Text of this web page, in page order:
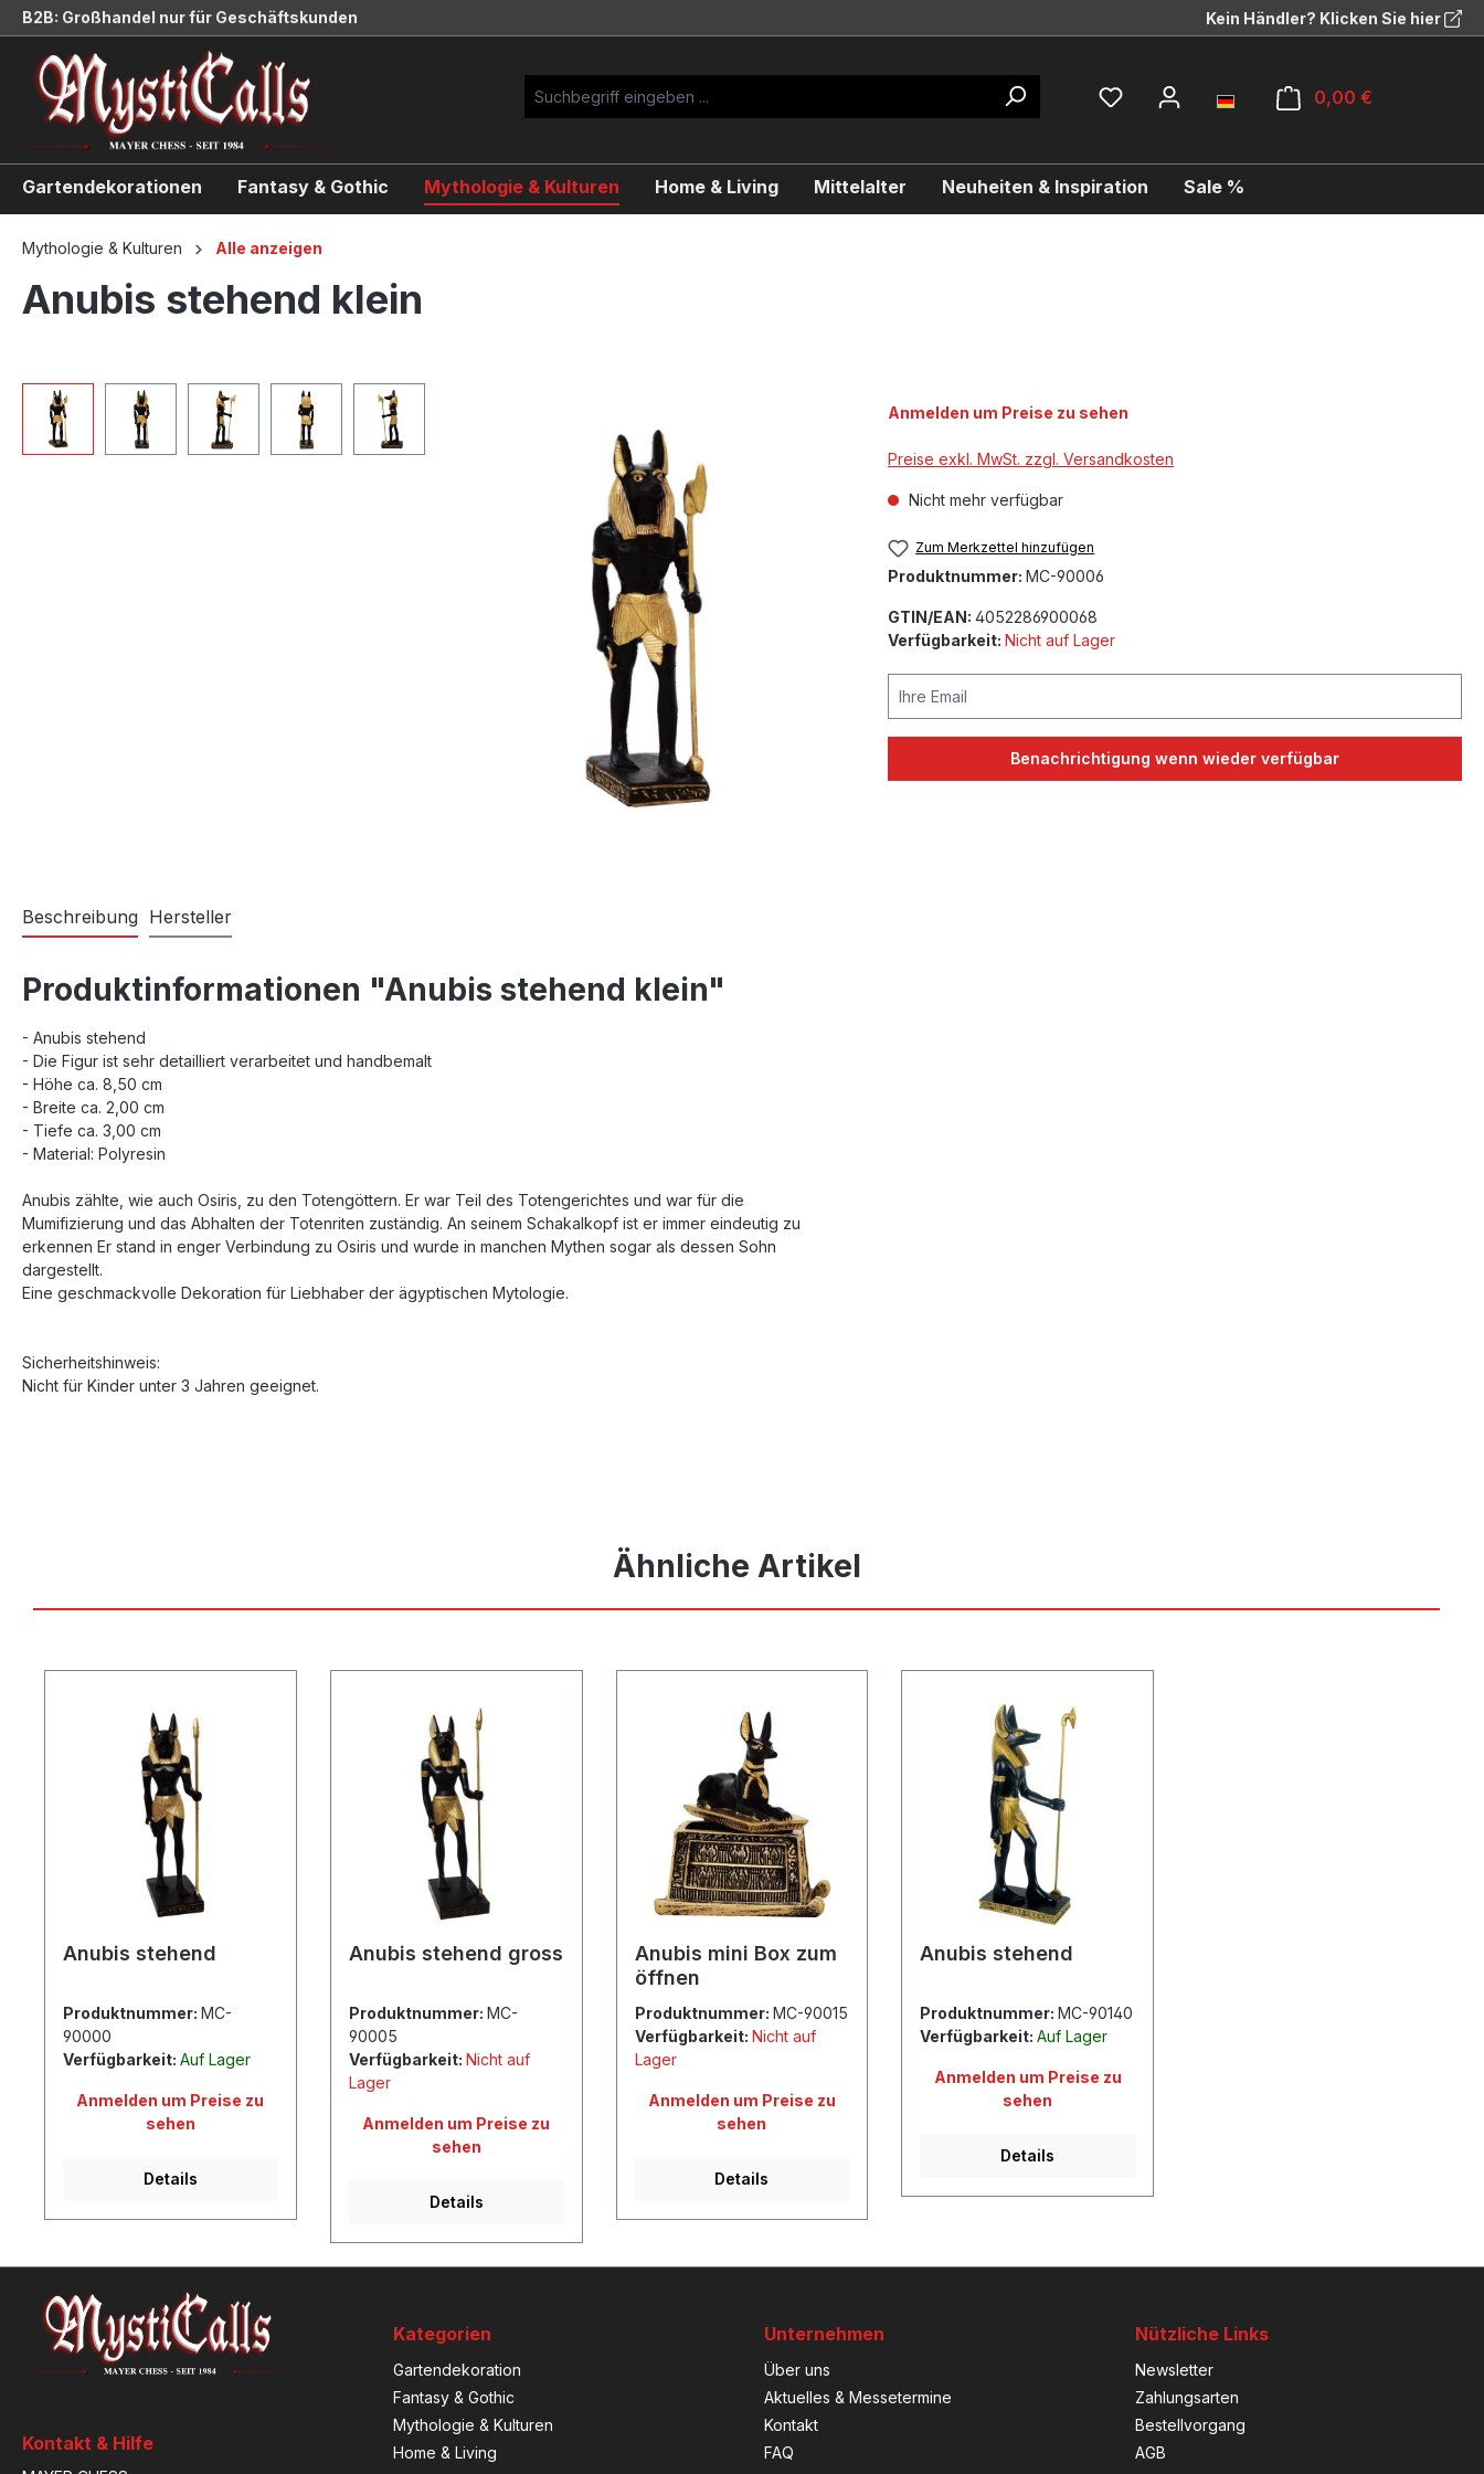
Zur Hauptnavigation springen
B2B: Großhandel nur für Geschäftskunden Kein Händler? Klicken Sie hier
0,00 €
Gartendekorationen Fantasy & Gothic Mythologie & Kulturen Home & Living Mittelalter Neuheiten & Inspiration Sale %
Mythologie & Kulturen Alle anzeigen
Anubis stehend klein
Bildergalerie überspringen
Anmelden um Preise zu sehen
Preise exkl. MwSt. zzgl. Versandkosten
Nicht mehr verfügbar
Zum Merkzettel hinzufügen
Produktnummer: MC-90006
GTIN/EAN: 4052286900068
Verfügbarkeit: Nicht auf Lager
Benachrichtigung wenn wieder verfügbar
Beschreibung Hersteller
Produktinformationen "Anubis stehend klein"
- Anubis stehend
- Die Figur ist sehr detailliert verarbeitet und handbemalt
- Höhe ca. 8,50 cm
- Breite ca. 2,00 cm
- Tiefe ca. 3,00 cm
- Material: Polyresin
Anubis zählte, wie auch Osiris, zu den Totengöttern. Er war Teil des Totengerichtes und war für die
Mumifizierung und das Abhalten der Totenriten zuständig. An seinem Schakalkopf ist er immer eindeutig zu
erkennen Er stand in enger Verbindung zu Osiris und wurde in manchen Mythen sogar als dessen Sohn
dargestellt.
Eine geschmackvolle Dekoration für Liebhaber der ägyptischen Mytologie.
Sicherheitshinweis:
Nicht für Kinder unter 3 Jahren geeignet.
Ähnliche Artikel
Anubis stehend
Produktnummer: MC-
90000
Verfügbarkeit: Auf Lager
Anmelden um Preise zu
sehen
Details
Anubis stehend gross
Produktnummer: MC-
90005
Verfügbarkeit: Nicht auf
Lager
Anmelden um Preise zu
sehen
Details
Anubis mini Box zum
öffnen
Produktnummer: MC-90015
Verfügbarkeit: Nicht auf
Lager
Anmelden um Preise zu
sehen
Details
Anubis stehend
Produktnummer:MC-90140
Verfügbarkeit:Auf Lager
Anmelden um Preise zu
sehen
Details
Kontakt & Hilfe
Kategorien
Gartendekoration
Fantasy & Gothic
Mythologie & Kulturen
Home & Living
Unternehmen
Über uns
Aktuelles & Messetermine
Kontakt
FAQ
Nützliche Links
Newsletter
Zahlungsarten
Bestellvorgang
AGB